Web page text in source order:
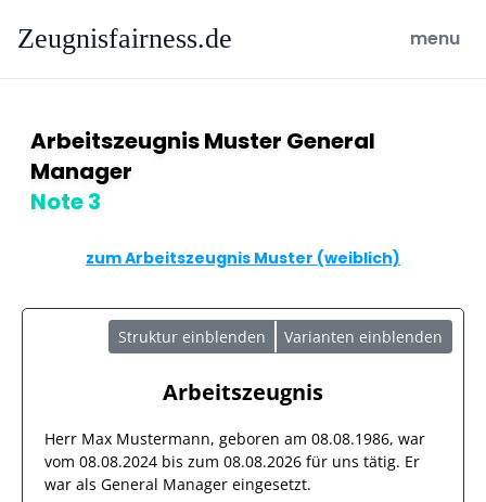
Zeugnisfairness.de open
menu
Arbeitszeugnis Muster General
Manager
Note 3
zum Arbeitszeugnis Muster (weiblich)
Struktur einblenden Varianten einblenden
Arbeitszeugnis
Herr Max Mustermann, geboren am 08.08.1986, war
vom 08.08.2024 bis zum 08.08.2026 für uns tätig. Er
war als General Manager eingesetzt.